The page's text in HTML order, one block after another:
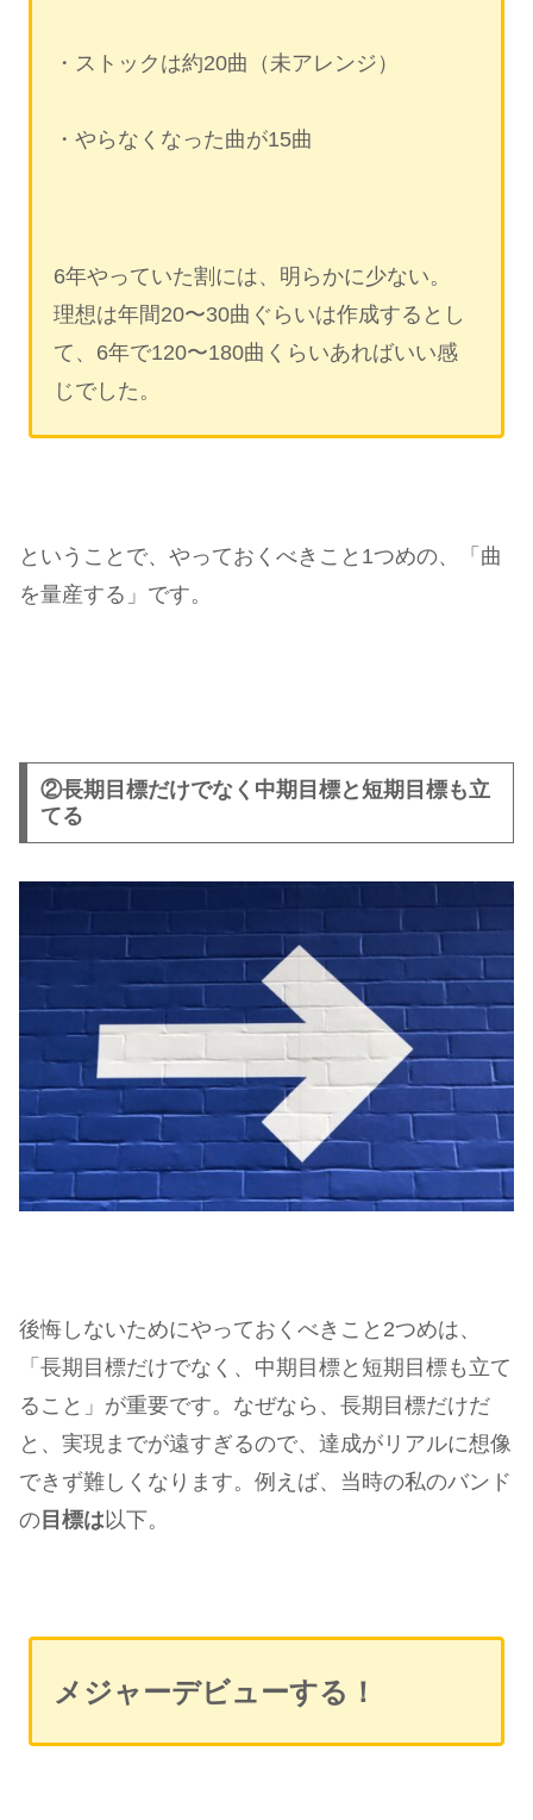
・ストックは約20曲（未アレンジ）
・やらなくなった曲が15曲
6年やっていた割には、明らかに少ない。
理想は年間20〜30曲ぐらいは作成するとし
て、6年で120〜180曲くらいあればいい感
じでした。
ということで、やっておくべきこと1つめの、「曲
を量産する」です。
②長期目標だけでなく中期目標と短期目標も立
てる
後悔しないためにやっておくべきこと2つめは、
「長期目標だけでなく、中期目標と短期目標も立て
ること」が重要です。なぜなら、長期目標だけだ
と、実現までが遠すぎるので、達成がリアルに想像
できず難しくなります。例えば、当時の私のバンド
の 目標は 以下。
メジャーデビューする！